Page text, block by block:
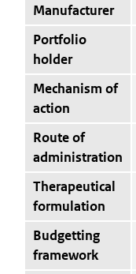
Manufacturer
Portfolio
holder
Mechanism of
action
Route of
administration
Therapeutical
formulation
Budgetting
framework